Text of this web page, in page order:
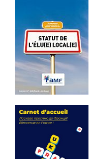
Statut de
l’élu local
Mise à jour avril
2024